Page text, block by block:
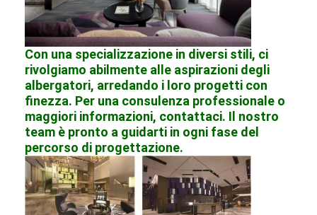
Con una specializzazione in diversi stili, ci
rivolgiamo abilmente alle aspirazioni degli
albergatori, arredando i loro progetti con
finezza. Per una consulenza professionale o
maggiori informazioni, contattaci. Il nostro
team è pronto a guidarti in ogni fase del
percorso di progettazione.